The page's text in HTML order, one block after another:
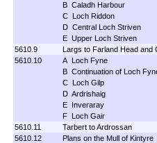
B Caladh Harbour
C Loch Riddon
D Central Loch Striven
E Upper Loch Striven
5610.9
Largs to Farland Head and
5610.10
A Loch Fyne
B Continuation of Loch
C Loch Gilp
D Ardrishaig
E Inveraray
F Loch Gair
5610.11
Tarbert to Ardrossan
5610.12
Plans on the Mull of Kintyre